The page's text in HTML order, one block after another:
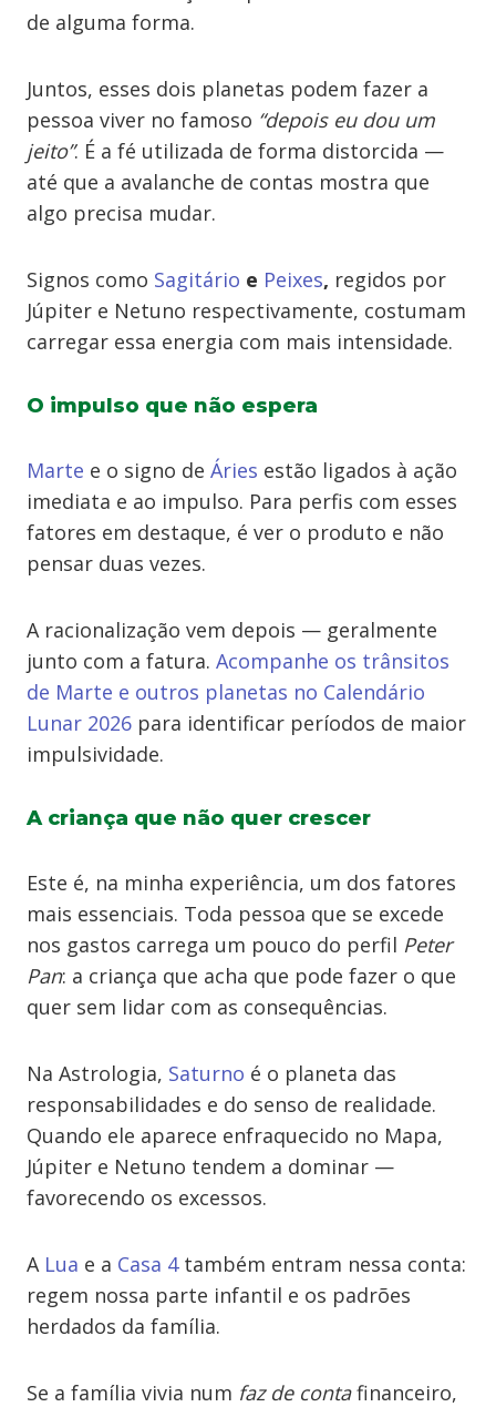
de alguma forma.
Juntos, esses dois planetas podem fazer a
pessoa viver no famoso “depois eu dou um
jeito”. É a fé utilizada de forma distorcida —
até que a avalanche de contas mostra que
algo precisa mudar.
Signos como Sagitário e Peixes, regidos por
Júpiter e Netuno respectivamente, costumam
carregar essa energia com mais intensidade.
O impulso que não espera
Marte e o signo de Áries estão ligados à ação
imediata e ao impulso. Para perfis com esses
fatores em destaque, é ver o produto e não
pensar duas vezes.
A racionalização vem depois — geralmente
junto com a fatura. Acompanhe os trânsitos
de Marte e outros planetas no Calendário
Lunar 2026 para identificar períodos de maior
impulsividade.
A criança que não quer crescer
Este é, na minha experiência, um dos fatores
mais essenciais. Toda pessoa que se excede
nos gastos carrega um pouco do perfil Peter
Pan: a criança que acha que pode fazer o que
quer sem lidar com as consequências.
Na Astrologia, Saturno é o planeta das
responsabilidades e do senso de realidade.
Quando ele aparece enfraquecido no Mapa,
Júpiter e Netuno tendem a dominar —
favorecendo os excessos.
A Lua e a Casa 4também entram nessa conta:
regem nossa parte infantil e os padrões
herdados da família.
Se a família vivia num faz de contafinanceiro,